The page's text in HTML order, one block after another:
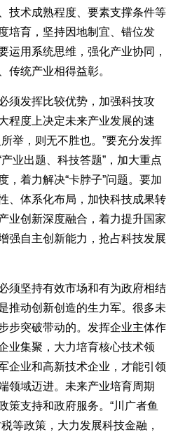
技术成熟程度、要素支撑条件等
培育，坚持因地制宜、错位发
运用系统思维，强化产业协同，
传统产业相得益彰。
发挥比较优势，加强科技攻
程度上决定未来产业发展的速
举，则无不胜也。”要充分发挥
业出题、科技答题”，加大重点
，着力解决“卡脖子”问题。要加
、体系化布局，加快科技成果转
业创新深度融合，着力提升国家
强自主创新能力，抢占科技发展
坚持有效市场和有为政府相结
推动创新创造的生力军。很多未
步突破带动的。发挥企业主体作
业集聚，大力培育核心技术领
企业和高新技术企业，才能引领
领域迈进。未来产业培育周期
策支持和政府服务。“川广者鱼
等政策，大力发展科技金融，